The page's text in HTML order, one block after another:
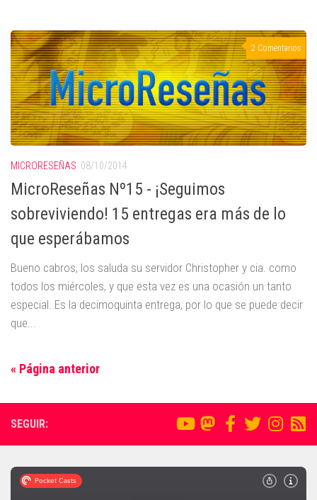
2 Comentarios
MICRORESEÑAS 08/10/2014
MicroReseñas Nº15 - ¡Seguimos
sobreviviendo! 15 entregas era más de lo
que esperábamos
Bueno cabros, los saluda su servidor Christopher y cia. como
todos los miércoles, y que esta vez es una ocasión un tanto
especial. Es la decimoquinta entrega, por lo que se puede decir
que...
« Página anterior
SEGUIR: